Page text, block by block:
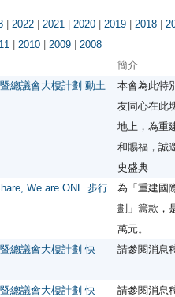
| 2022 | 2021 | 2020 | 2019 | 2018 |
| 2010 | 2009 | 2008
簡介
總議會大樓計劃 動土
本會為此特
友同心在此
地上，為重
和賜福，誠
史盛典
We are ONE 步行
為「重建國
劃」籌款，
萬元。
總議會大樓計劃 快
請參閱消息
總議會大樓計劃 快
請參閱消息